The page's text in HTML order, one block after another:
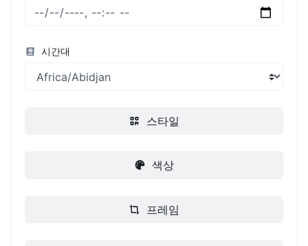
시간대
스타일
색상
프레임